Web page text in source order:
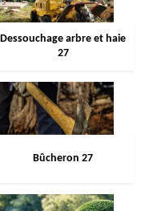
Dessouchage arbre et haie
27
Bûcheron 27